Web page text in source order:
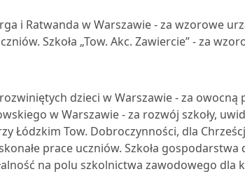
i Ratwanda w Warszawie - za wzorowe
Szkoła „Tow. Akc. Zawiercie” - za
dzieci w Warszawie - za owocną
w Warszawie - za rozwój szkoły,
Łódzkim Tow. Dobroczynności, dla
prace uczniów. Szkoła
na polu szkolnictwa zawodowego dla